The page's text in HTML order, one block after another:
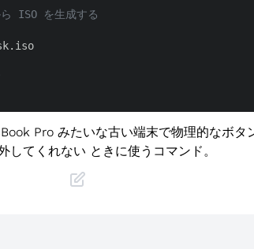
ISO を生成する
Pro みたいな古い端末で物理的なボタ
してくれない ときに使うコマンド。